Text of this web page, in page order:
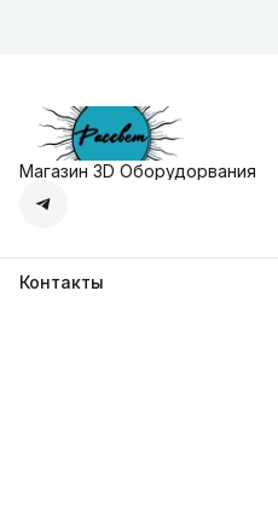
Магазин 3D Оборудорвания
Контакты